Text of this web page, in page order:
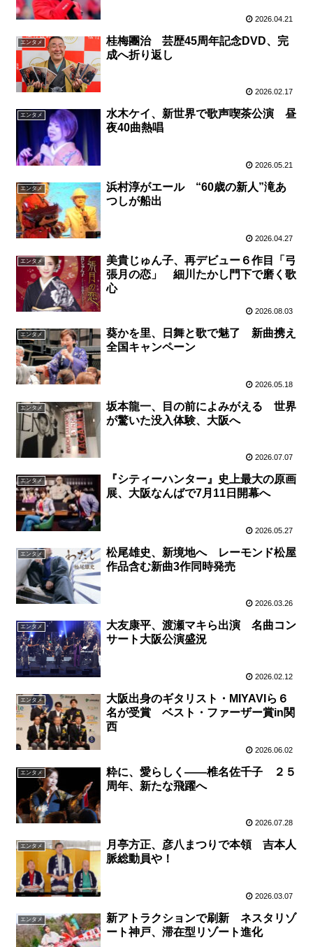
2026.04.21
エンタメ
桂梅團治 芸歴45周年記念DVD、完
成へ折り返し
2026.02.17
エンタメ
水木ケイ、新世界で歌声喫茶公演 昼
夜40曲熱唱
2026.05.21
エンタメ
浜村淳がエール “60歳の新人”滝あ
つしが船出
2026.04.27
エンタメ
美貴じゅん子、再デビュー６作目「弓
張月の恋」 細川たかし門下で磨く歌
心
2026.08.03
エンタメ
葵かを里、日舞と歌で魅了 新曲携え
全国キャンペーン
2026.05.18
エンタメ
坂本龍一、目の前によみがえる 世界
が驚いた没入体験、大阪へ
2026.07.07
エンタメ
『シティーハンター』史上最大の原画
展、大阪なんばで7月11日開幕へ
2026.05.27
エンタメ
松尾雄史、新境地へ レーモンド松屋
作品含む新曲3作同時発売
2026.03.26
エンタメ
大友康平、渡瀬マキら出演 名曲コン
サート大阪公演盛況
2026.02.12
エンタメ
大阪出身のギタリスト・MIYAVIら６
名が受賞 ベスト・ファーザー賞in関
西
2026.06.02
エンタメ
粋に、愛らしく――椎名佐千子 ２５
周年、新たな飛躍へ
2026.07.28
エンタメ
月亭方正、彦八まつりで本領 吉本人
脈総動員や！
2026.03.07
エンタメ
新アトラクションで刷新 ネスタリゾ
ート神戸、滞在型リゾート進化